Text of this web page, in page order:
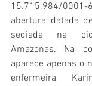
15.715.984/
abertura datada
sediada na
Amazonas. Na
aparece apenas o
enfermeira